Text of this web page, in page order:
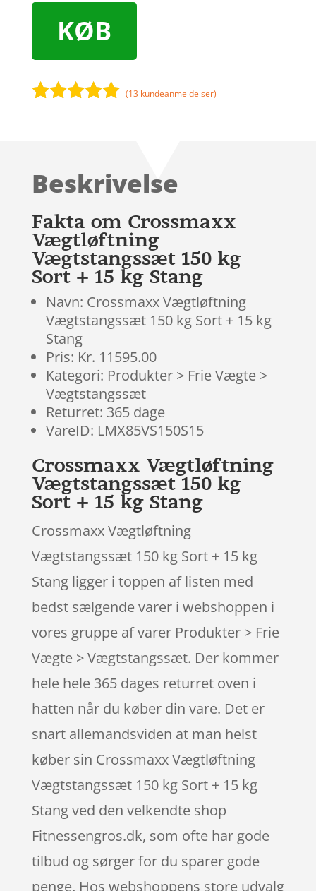
KØB
kundebedøm
(13 kundeanmeldelser)
Beskrivelse
Fakta om Crossmaxx
Vægtløftning
Vægtstangssæt 150 kg
Sort + 15 kg Stang
Navn: Crossmaxx Vægtløftning
Vægtstangssæt 150 kg Sort + 15 kg
Stang
Pris: Kr. 11595.00
Kategori: Produkter > Frie Vægte >
Vægtstangssæt
Returret: 365 dage
VareID: LMX85VS150S15
Crossmaxx Vægtløftning
Vægtstangssæt 150 kg
Sort + 15 kg Stang
Crossmaxx Vægtløftning
Vægtstangssæt 150 kg Sort + 15 kg
Stang ligger i toppen af listen med
bedst sælgende varer i webshoppen i
vores gruppe af varer Produkter > Frie
Vægte > Vægtstangssæt. Der kommer
hele hele 365 dages returret oven i
hatten når du køber din vare. Det er
snart allemandsviden at man helst
køber sin Crossmaxx Vægtløftning
Vægtstangssæt 150 kg Sort + 15 kg
Stang ved den velkendte shop
Fitnessengros.dk, som ofte har gode
tilbud og sørger for du sparer gode
penge. Hos webshoppens store udvalg